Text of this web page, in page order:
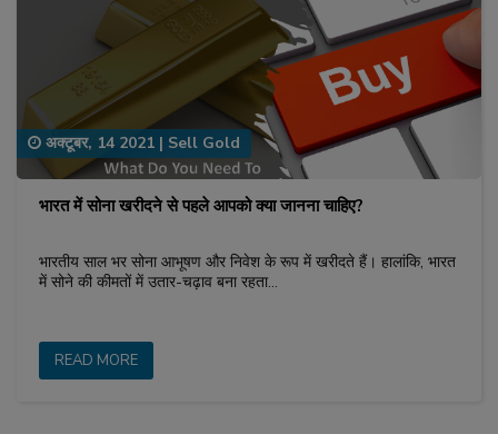
भारत में सोना खरीदने से पहले आपको क्या जानना चाहिए?
अक्टूबर, 14 2021 | Sell Gold
भारतीय साल भर सोना आभूषण और निवेश के रूप में खरीदते हैं। हालांकि, भारत
में सोने की कीमतों में उतार-चढ़ाव बना रहता…
READ MORE